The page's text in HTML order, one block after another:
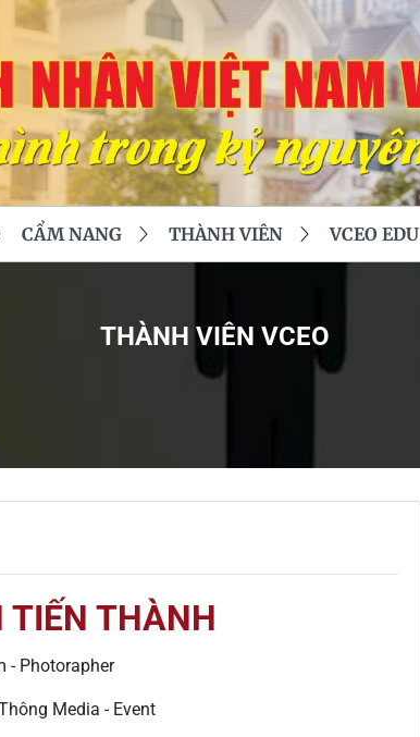
CẨM NANG THÀNH VIÊN VCEO EDU
THÀNH VIÊN VCEO
TIẾN THÀNH
- Photorapher
Media - Event